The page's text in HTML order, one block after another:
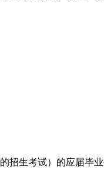
招生考试）的应届毕业